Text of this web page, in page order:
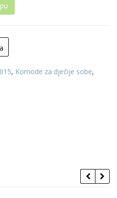
, Komode za dječije sobe,